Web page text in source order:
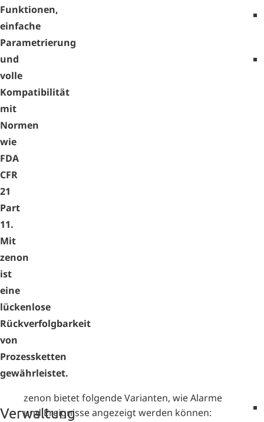
Funktionen,
einfache
Parametrierung
und
volle
Kompatibilität
mit
Normen
wie
FDA
CFR
21
Part
11.
Mit
zenon
ist
eine
lückenlose
Rückverfolgbarkeit
von
Prozessketten
gewährleistet.
Verwaltung
zenon bietet folgende Varianten, wie Alarme
und Ereignisse angezeigt werden können: